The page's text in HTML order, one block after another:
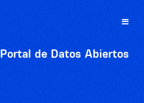
Toggle
Portal de Datos Abiertos